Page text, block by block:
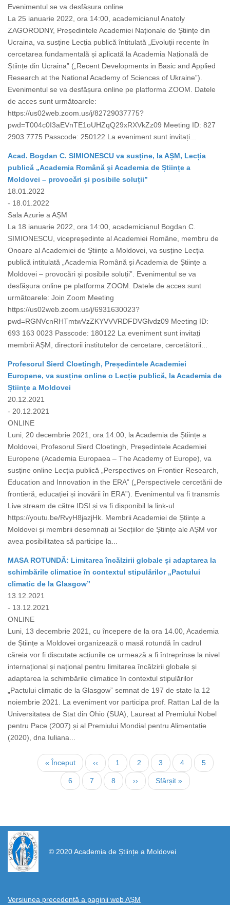
Evenimentul se va desfășura online
La 25 ianuarie 2022, ora 14:00, academicianul Anatoly
ZAGORODNY, Președintele Academiei Naționale de Științe din
Ucraina, va susține Lecția publică întitulată „Evoluții recente în
cercetarea fundamentală și aplicată la Academia Națională de
Științe din Ucraina” („Recent Developments in Basic and Applied
Research at the National Academy of Sciences of Ukraine”).
Evenimentul se va desfășura online pe platforma ZOOM. Datele
de acces sunt următoarele:
https://us02web.zoom.us/j/82729037775?
pwd=T004c0I3aEVnTE1oUHZqQ29xRXVkZz09 Meeting ID: 827
2903 7775 Passcode: 250122 La eveniment sunt invitați...
Acad. Bogdan C. SIMIONESCU va susține, la AȘM, Lecția
publică „Academia Română și Academia de Științe a
Moldovei – provocări și posibile soluții”
18.01.2022
- 18.01.2022
Sala Azurie a AȘM
La 18 ianuarie 2022, ora 14:00, academicianul Bogdan C.
SIMIONESCU, vicepreședinte al Academiei Române, membru de
Onoare al Academiei de Științe a Moldovei, va susține Lecția
publică intitulată „Academia Română și Academia de Științe a
Moldovei – provocări și posibile soluții”. Evenimentul se va
desfășura online pe platforma ZOOM. Datele de acces sunt
următoarele: Join Zoom Meeting
https://us02web.zoom.us/j/6931630023?
pwd=RGNVcnRHTmtwVzZKYVVVRDFDVGlvdz09 Meeting ID:
693 163 0023 Passcode: 180122 La eveniment sunt invitați
membrii AȘM, directorii institutelor de cercetare, cercetătorii...
Profesorul Sierd Cloetingh, Președintele Academiei
Europene, va susține online o Lecție publică, la Academia de
Științe a Moldovei
20.12.2021
- 20.12.2021
ONLINE
Luni, 20 decembrie 2021, ora 14:00, la Academia de Științe a
Moldovei, Profesorul Sierd Cloetingh, Președintele Academiei
Europene (Academia Europaea – The Academy of Europe), va
susține online Lecția publică „Perspectives on Frontier Research,
Education and Innovation in the ERA” („Perspectivele cercetării de
frontieră, educației și inovării în ERA”). Evenimentul va fi transmis
Live stream de către IDSI și va fi disponibil la link-ul
https://youtu.be/RvyH8jazjHk. Membrii Academiei de Științe a
Moldovei și membrii desemnați ai Secțiilor de Științe ale AȘM vor
avea posibilitatea să participe la...
MASA ROTUNDĂ: Limitarea încălzirii globale și adaptarea la
schimbările climatice în contextul stipulărilor „Pactului
climatic de la Glasgow”
13.12.2021
- 13.12.2021
ONLINE
Luni, 13 decembrie 2021, cu începere de la ora 14.00, Academia
de Științe a Moldovei organizează o masă rotundă în cadrul
căreia vor fi discutate acțiunile ce urmează a fi întreprinse la nivel
internațional și național pentru limitarea încălzirii globale și
adaptarea la schimbările climatice în contextul stipulărilor
„Pactului climatic de la Glasgow” semnat de 197 de state la 12
noiembrie 2021. La eveniment vor participa prof. Rattan Lal de la
Universitatea de Stat din Ohio (SUA), Laureat al Premiului Nobel
pentru Pace (2007) și al Premiului Mondial pentru Alimentație
(2020), dna Iuliana...
Prima
pagină
« Început
Pagina
anterioară
‹‹ Page
1 Page
2 Page
3 Page
4
Pagina
curentă
5
Page
6 Page
7 Page
8
Pagina
următoare
››
Ultima
pagină
Sfârșit »
© 2020 Academia de Științe a Moldovei
Versiunea precedentă a paginii web AȘM
https://propletenie.ru/